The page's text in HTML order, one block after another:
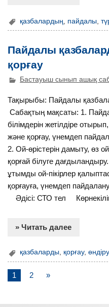
қазбалардың пайдалы ,
Пайдалы
қорғау
Бастауыш сынып ашық
Тақырыбы: Пайдалы
Сабақтың мақсаты: 1.
білімдерін жетілдіре
және қорғау, үнемдеп
2. Ой-өрістерін дамыту, өз
қорғай білуге
ұтымды ой-пікірлер
қорғауға, үнемдеп
Әдісі: СТО тел
» Читать далее
қазбаларды, қорғау,өндіру
1 2 »